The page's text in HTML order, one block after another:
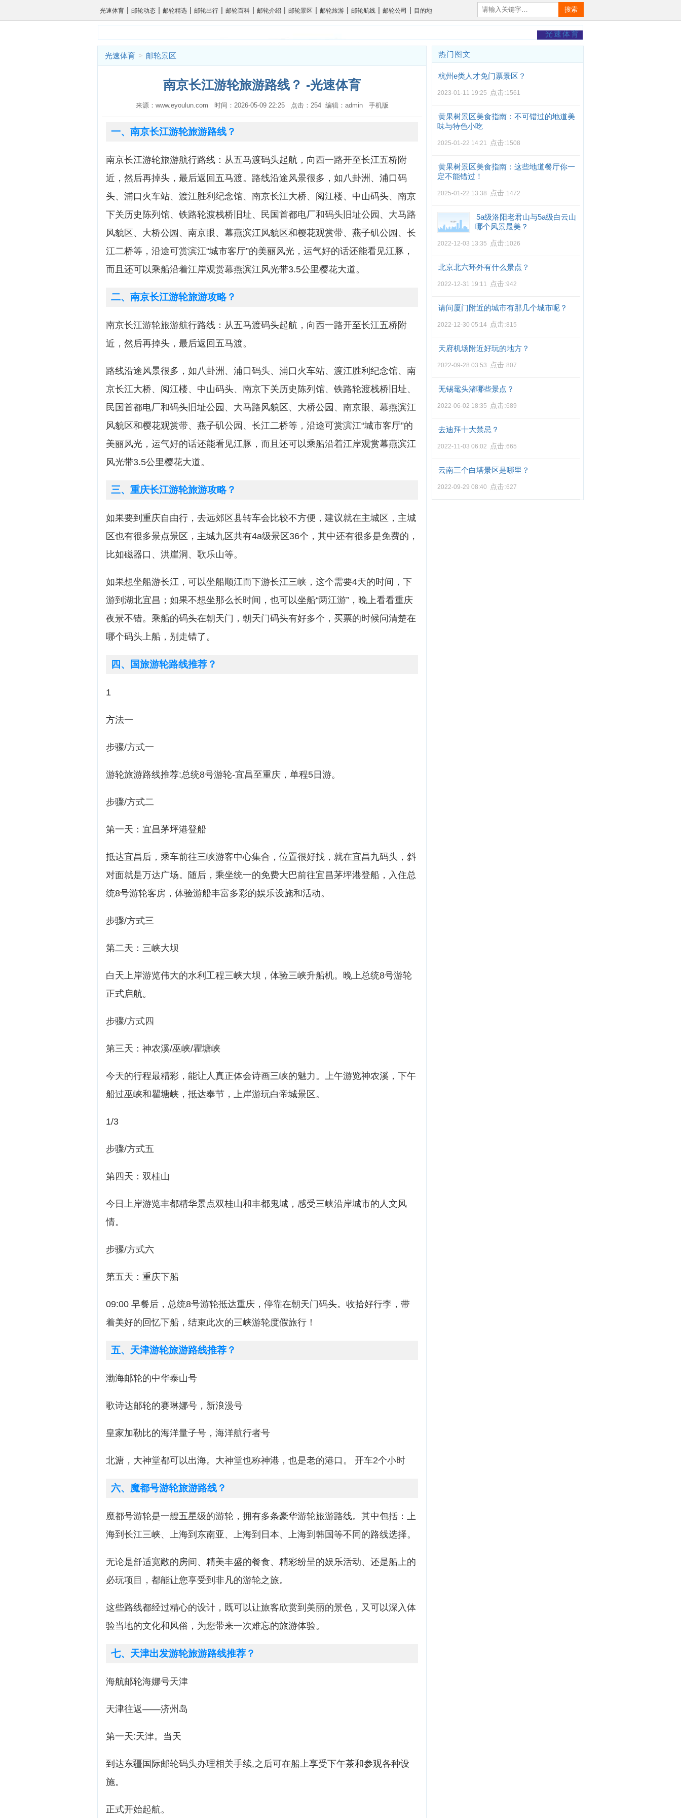
光速体育 | 邮轮动态 | 邮轮精选 | 邮轮出行 | 邮轮百科 | 邮轮介绍 | 邮轮景区 | 邮轮旅游 | 邮轮航线 | 邮轮公司 | 目的地 搜索
光速体育
光速体育 > 邮轮景区
南京长江游轮旅游路线？ -光速体育
来源：www.eyoulun.com 时间：2026-05-09 22:25 点击：254 编辑：admin 手机版
一、南京长江游轮旅游路线？
南京长江游轮旅游航行路线：从五马渡码头起航，向西一路开至长江五桥附
近，然后再掉头，最后返回五马渡。路线沿途风景很多，如八卦洲、浦口码
头、浦口火车站、渡江胜利纪念馆、南京长江大桥、阅江楼、中山码头、南京
下关历史陈列馆、铁路轮渡栈桥旧址、民国首都电厂和码头旧址公园、大马路
风貌区、大桥公园、南京眼、幕燕滨江风貌区和樱花观赏带、燕子矶公园、长
江二桥等，沿途可赏滨江“城市客厅”的美丽风光，运气好的话还能看见江豚，
而且还可以乘船沿着江岸观赏幕燕滨江风光带3.5公里樱花大道。
二、南京长江游轮旅游攻略？
南京长江游轮旅游航行路线：从五马渡码头起航，向西一路开至长江五桥附
近，然后再掉头，最后返回五马渡。
路线沿途风景很多，如八卦洲、浦口码头、浦口火车站、渡江胜利纪念馆、南
京长江大桥、阅江楼、中山码头、南京下关历史陈列馆、铁路轮渡栈桥旧址、
民国首都电厂和码头旧址公园、大马路风貌区、大桥公园、南京眼、幕燕滨江
风貌区和樱花观赏带、燕子矶公园、长江二桥等，沿途可赏滨江“城市客厅”的
美丽风光，运气好的话还能看见江豚，而且还可以乘船沿着江岸观赏幕燕滨江
风光带3.5公里樱花大道。
三、重庆长江游轮旅游攻略？
如果要到重庆自由行，去远郊区县转车会比较不方便，建议就在主城区，主城
区也有很多景点景区，主城九区共有4a级景区36个，其中还有很多是免费的，
比如磁器口、洪崖洞、歌乐山等。
如果想坐船游长江，可以坐船顺江而下游长江三峡，这个需要4天的时间，下
游到湖北宜昌；如果不想坐那么长时间，也可以坐船“两江游”，晚上看看重庆
夜景不错。乘船的码头在朝天门，朝天门码头有好多个，买票的时候问清楚在
哪个码头上船，别走错了。
四、国旅游轮路线推荐？
1
方法一
步骤/方式一
游轮旅游路线推荐:总统8号游轮-宜昌至重庆，单程5日游。
步骤/方式二
第一天：宜昌茅坪港登船
抵达宜昌后，乘车前往三峡游客中心集合，位置很好找，就在宜昌九码头，斜
对面就是万达广场。随后，乘坐统一的免费大巴前往宜昌茅坪港登船，入住总
统8号游轮客房，体验游船丰富多彩的娱乐设施和活动。
步骤/方式三
第二天：三峡大坝
白天上岸游览伟大的水利工程三峡大坝，体验三峡升船机。晚上总统8号游轮
正式启航。
步骤/方式四
第三天：神农溪/巫峡/瞿塘峡
今天的行程最精彩，能让人真正体会诗画三峡的魅力。上午游览神农溪，下午
船过巫峡和瞿塘峡，抵达奉节，上岸游玩白帝城景区。
1/3
步骤/方式五
第四天：双桂山
今日上岸游览丰都精华景点双桂山和丰都鬼城，感受三峡沿岸城市的人文风
情。
步骤/方式六
第五天：重庆下船
09:00 早餐后，总统8号游轮抵达重庆，停靠在朝天门码头。收拾好行李，带
着美好的回忆下船，结束此次的三峡游轮度假旅行！
五、天津游轮旅游路线推荐？
渤海邮轮的中华泰山号
歌诗达邮轮的赛琳娜号，新浪漫号
皇家加勒比的海洋量子号，海洋航行者号
北溏，大神堂都可以出海。大神堂也称神港，也是老的港口。 开车2个小时
六、魔都号游轮旅游路线？
魔都号游轮是一艘五星级的游轮，拥有多条豪华游轮旅游路线。其中包括：上
海到长江三峡、上海到东南亚、上海到日本、上海到韩国等不同的路线选择。
无论是舒适宽敞的房间、精美丰盛的餐食、精彩纷呈的娱乐活动、还是船上的
必玩项目，都能让您享受到非凡的游轮之旅。
这些路线都经过精心的设计，既可以让旅客欣赏到美丽的景色，又可以深入体
验当地的文化和风俗，为您带来一次难忘的旅游体验。
七、天津出发游轮旅游路线推荐？
海航邮轮海娜号天津
天津往返——济州岛
第一天:天津。当天
到达东疆国际邮轮码头办理相关手续,之后可在船上享受下午茶和参观各种设
施。
正式开始起航。
热门图文
杭州e类人才免门票景区？
2023-01-11 19:25 点击:1561
黄果树景区美食指南：不可错过的地道美
味与特色小吃
2025-01-22 14:21 点击:1508
黄果树景区美食指南：这些地道餐厅你一
定不能错过！
2025-01-22 13:38 点击:1472
5a级洛阳老君山与5a级白云山
哪个风景最美？
2022-12-03 13:35 点击:1026
北京北六环外有什么景点？
2022-12-31 19:11 点击:942
请问厦门附近的城市有那几个城市呢？
2022-12-30 05:14 点击:815
天府机场附近好玩的地方？
2022-09-28 03:53 点击:807
无锡鼋头渚哪些景点？
2022-06-02 18:35 点击:689
去迪拜十大禁忌？
2022-11-03 06:02 点击:665
云南三个白塔景区是哪里？
2022-09-29 08:40 点击:627